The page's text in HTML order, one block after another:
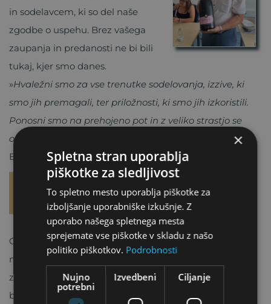
in sodelavcem, ki so del naše
zgodbe o uspehu. Brez vašega
zaupanja in predanosti ne bi bili
tukaj, kjer smo danes.
»Hvaležni smo za vse trenutke sodelovanja, izzive, ki
smo jih premagali, ter priložnosti, ki smo jih izkoristili.
Ponosni smo na prehojeno pot in z veliko strastjo se
oziramo proti prihodnjim izzivom
«, je dejal gospod
Bojan Pravica.
Praznovanje obletnice in prihodnji
načrti
Ob obeleževanju naše polnoletnosti se veselimo
nadaljnjega utrjevanja odnosov, ki temeljijo na
zaupanju, ter skupnega usmerjanja v prihodnost,
bogato s priložnostmi.
×
Spletna stran uporablja
piškotke za sledljivost
To spletno mesto uporablja piškotke za
izboljšanje uporabniške izkušnje. Z
uporabo našega spletnega mesta
sprejemate vse piškotke v skladu z našo
politiko piškotkov. Podrobnosti
Nujno
potrebni
Izvedbeni Ciljanje